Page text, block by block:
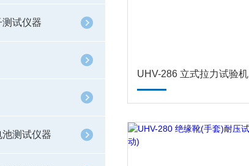
试仪器
测试仪器
UHV-286 立式拉力试验机